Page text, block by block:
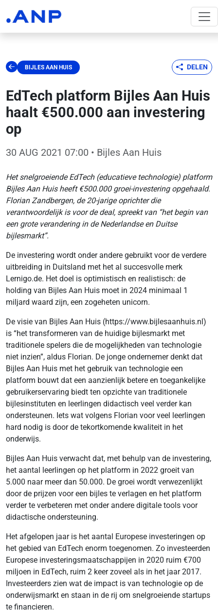
BIJLES AAN HUIS DELEN
EdTech platform Bijles Aan Huis
haalt €500.000 aan investering
op
30 AUG 2021 07:00 • Bijles Aan Huis
Het snelgroeiende EdTech (educatieve technologie) platform
Bijles Aan Huis heeft €500.000 groei-investering opgehaald.
Florian Zandbergen, de 20-jarige oprichter die
verantwoordelijk is voor de deal, spreekt van “het begin van
een grote verandering in de Nederlandse en Duitse
bijlesmarkt”.
De investering wordt onder andere gebruikt voor de verdere
uitbreiding in Duitsland met het al succesvolle merk
Lernigo.de. Het doel is optimistisch en realistisch: de
holding van Bijles Aan Huis moet in 2024 minimaal 1
miljard waard zijn, een zogeheten unicorn.
De visie van Bijles Aan Huis (https://www.bijlesaanhuis.nl)
is “het transformeren van de huidige bijlesmarkt met
traditionele spelers die de mogelijkheden van technologie
niet inzien”, aldus Florian. De jonge ondernemer denkt dat
Bijles Aan Huis met het gebruik van technologie een
platform bouwt dat een aanzienlijk betere en toegankelijke
gebruikerservaring biedt ten opzichte van traditionele
bijlesinstituten en leerlingen didactisch veel verder kan
ondersteunen. Iets wat volgens Florian voor veel leerlingen
hard nodig is door de tekortkomende kwaliteit in het
onderwijs.
Bijles Aan Huis verwacht dat, met behulp van de investering,
het aantal leerlingen op het platform in 2022 groeit van
5.000 naar meer dan 50.000. De groei wordt verwezenlijkt
door de prijzen voor een bijles te verlagen en het platform
verder te verbeteren met onder andere digitale tools voor
didactische ondersteuning.
Het afgelopen jaar is het aantal Europese investeringen op
het gebied van EdTech enorm toegenomen. Zo investeerden
Europese investeringsmaatschappijen in 2020 ruim €700
miljoen in EdTech, ruim 2 keer zoveel als in het jaar 2017.
Investeerders zien wat de impact is van technologie op de
onderwijsmarkt en staan in de rij om snelgroeiende startups
te financieren.